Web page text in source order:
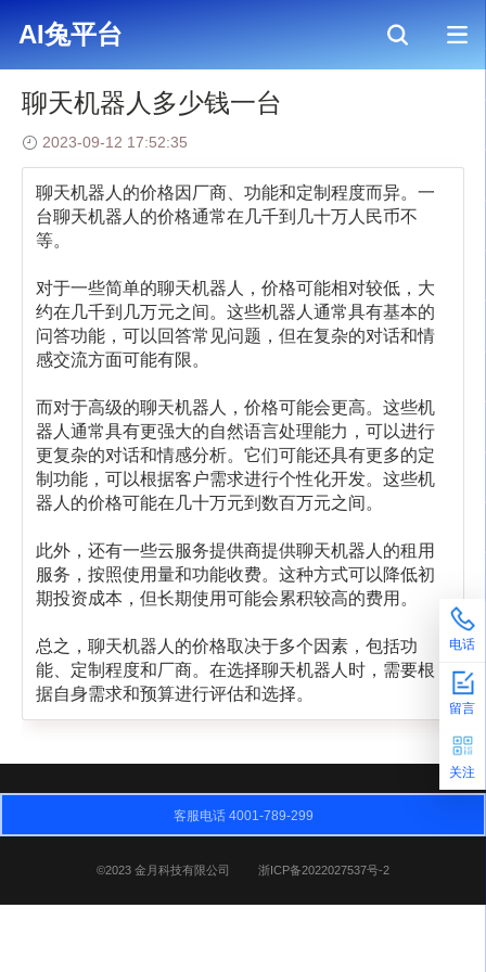
AI兔平台
聊天机器人多少钱一台
2023-09-12 17:52:35
聊天机器人 的价格因厂商、功能和定制程度而异。一
台聊天机器人的价格通常在几千到几十万人民币不
等。
对于一些简单的聊天机器人，价格可能相对较低，大
约在几千到几万元之间。这些机器人通常具有基本的
问答功能，可以回答常见问题，但在复杂的对话和情
感交流方面可能有限。
而对于高级的聊天机器人，价格可能会更高。这些机
器人通常具有更强大的自然语言处理能力，可以进行
更复杂的对话和情感分析。它们可能还具有更多的定
制功能，可以根据客户需求进行个性化开发。这些机
器人的价格可能在几十万元到数百万元之间。
此外，还有一些云服务提供商提供聊天机器人的租用
服务，按照使用量和功能收费。这种方式可以降低初
期投资成本，但长期使用可能会累积较高的费用。
总之，聊天机器人的价格取决于多个因素，包括功
能、定制程度和厂商。在选择聊天机器人时，需要根
据自身需求和预算进行评估和选择。
电话
留言
关注
客服电话 4001-789-299
©2023 金月科技有限公司 浙ICP备2022027537号-2